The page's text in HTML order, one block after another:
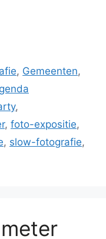
, Gemeenten,
,
, foto-expositie,
, slow-fotografie,